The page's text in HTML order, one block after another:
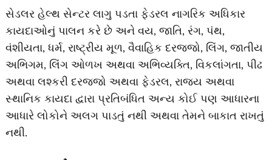
સેડલર હેલ્થ સેન્ટર લાગુ પડતા ફેડરલ નાગરિક અધિકાર
કાયદાઓનું પાલન કરે છે અને વય, જાતિ, રંગ, પંથ,
વંશીયતા, ધર્મ, રાષ્ટ્રીય મૂળ, વૈવાહિક દરજ્જો, લિંગ, જાતીય
અભિગમ, લિંગ ઓળખ અથવા અભિવ્યક્તિ, વિકલાંગતા, પીઢ
અથવા લશ્કરી દરજ્જો અથવા ફેડરલ, રાજ્ય અથવા
સ્થાનિક કાયદા દ્વારા પ્રતિબંધિત અન્ય કોઈ પણ આધારના
આધારે લોકોને અલગ પાડતું નથી અથવા તેમને બાકાત રાખતું
નથી.